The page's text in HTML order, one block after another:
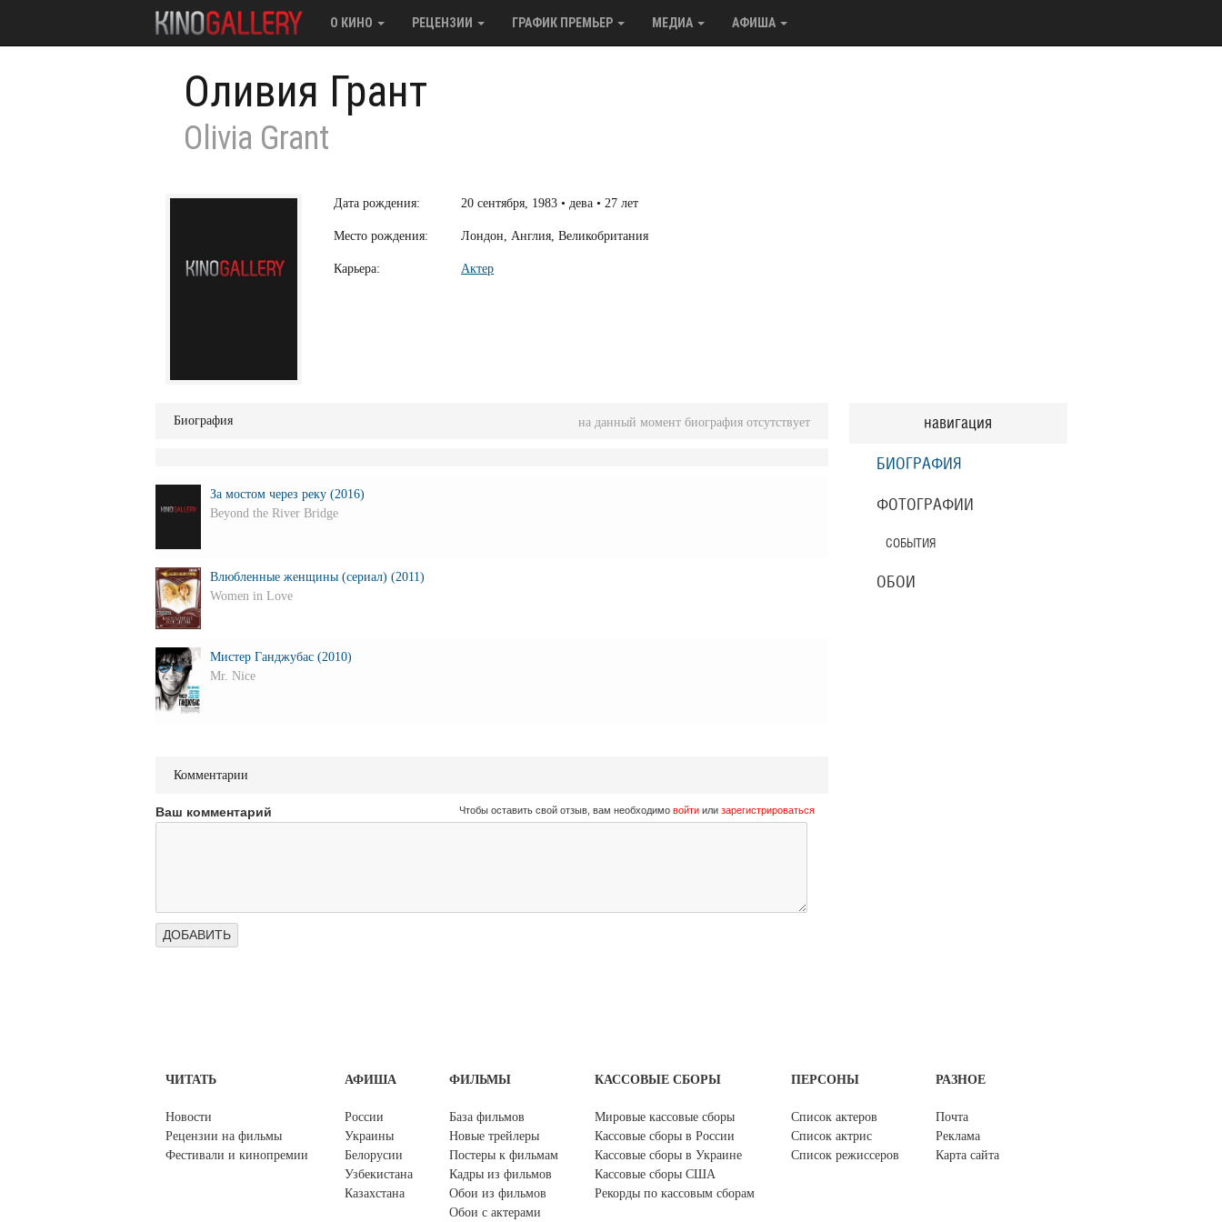
О КИНО РЕЦЕНЗИИ ГРАФИК ПРЕМЬЕР МЕДИА АФИША
Оливия Грант
Olivia Grant
Дата рождения: 20 сентября, 1983 • дева • 27 лет
Место рождения: Лондон, Англия, Великобритания
Карьера: Актер
навигация
БИОГРАФИЯ
ФОТОГРАФИИ
СОБЫТИЯ
ОБОИ
Биография на данный момент биография отсутствует
За мостом через реку (2016)
Beyond the River Bridge
Влюбленные женщины (сериал) (2011)
Women in Love
Мистер Ганджубас (2010)
Mr. Nice
Комментарии
Ваш комментарий Чтобы оставить свой отзыв, вам необходимо войтиили зарегистрироваться
ЧИТАТЬ
Новости
Рецензии на фильмы
Фестивали и кинопремии
АФИША
России
Украины
Белорусии
Узбекистана
Казахстана
ФИЛЬМЫ
База фильмов
Новые трейлеры
Постеры к фильмам
Кадры из фильмов
Обои из фильмов
Обои с актерами
КАССОВЫЕ СБОРЫ
Мировые кассовые сборы
Кассовые сборы в России
Кассовые сборы в Украине
Кассовые сборы США
Рекорды по кассовым сборам
ПЕРСОНЫ
Список актеров
Список актрис
Список режиссеров
РАЗНОЕ
Почта
Реклама
Карта сайта